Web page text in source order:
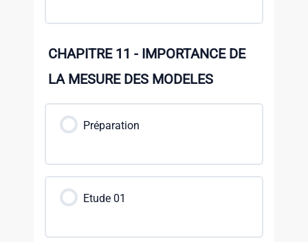
CHAPITRE 11 - IMPORTANCE DE
LA MESURE DES MODELES
Préparation
Etude 01